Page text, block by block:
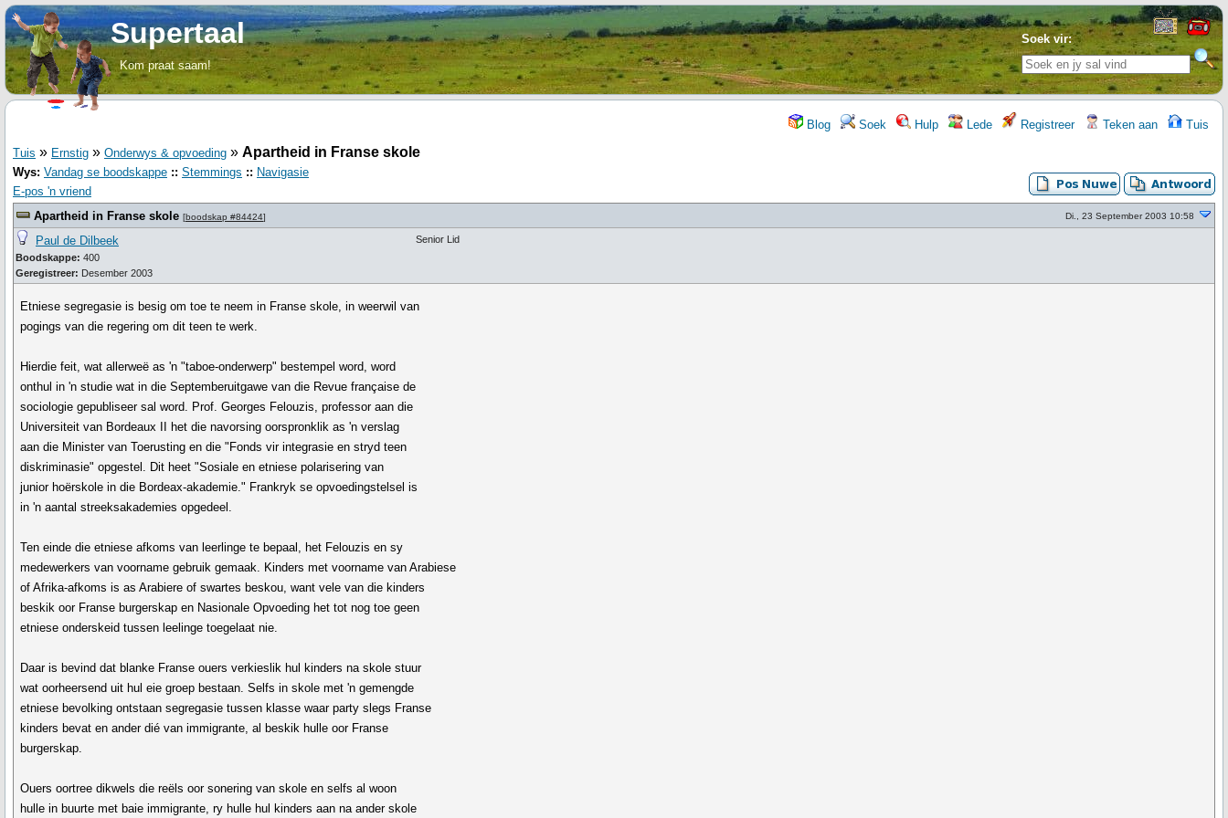
Soek vir:
Supertaal
Kom praat saam!
Blog Soek Hulp Lede Registreer Teken aan Tuis
Tuis » Ernstig » Onderwys & opvoeding » Apartheid in Franse skole
Wys: Vandag se boodskappe :: Stemmings :: Navigasie
E-pos 'n vriend
Apartheid in Franse skole [boodskap #84424] Di., 23 September 2003 10:58
Paul de Dilbeek
Boodskappe: 400
Geregistreer: Desember 2003
Senior Lid
Etniese segregasie is besig om toe te neem in Franse skole, in weerwil van
pogings van die regering om dit teen te werk.
Hierdie feit, wat allerweë as 'n "taboe-onderwerp" bestempel word, word
onthul in 'n studie wat in die Septemberuitgawe van die Revue française de
sociologie gepubliseer sal word. Prof. Georges Felouzis, professor aan die
Universiteit van Bordeaux II het die navorsing oorspronklik as 'n verslag
aan die Minister van Toerusting en die "Fonds vir integrasie en stryd teen
diskriminasie" opgestel. Dit heet "Sosiale en etniese polarisering van
junior hoërskole in die Bordeax-akademie." Frankryk se opvoedingstelsel is
in 'n aantal streeksakademies opgedeel.
Ten einde die etniese afkoms van leerlinge te bepaal, het Felouzis en sy
medewerkers van voorname gebruik gemaak. Kinders met voorname van Arabiese
of Afrika-afkoms is as Arabiere of swartes beskou, want vele van die kinders
beskik oor Franse burgerskap en Nasionale Opvoeding het tot nog toe geen
etniese onderskeid tussen leelinge toegelaat nie.
Daar is bevind dat blanke Franse ouers verkieslik hul kinders na skole stuur
wat oorheersend uit hul eie groep bestaan. Selfs in skole met 'n gemengde
etniese bevolking ontstaan segregasie tussen klasse waar party slegs Franse
kinders bevat en ander dié van immigrante, al beskik hulle oor Franse
burgerskap.
Ouers oortree dikwels die reëls oor sonering van skole en selfs al woon
hulle in buurte met baie immigrante, ry hulle hul kinders aan na ander skole